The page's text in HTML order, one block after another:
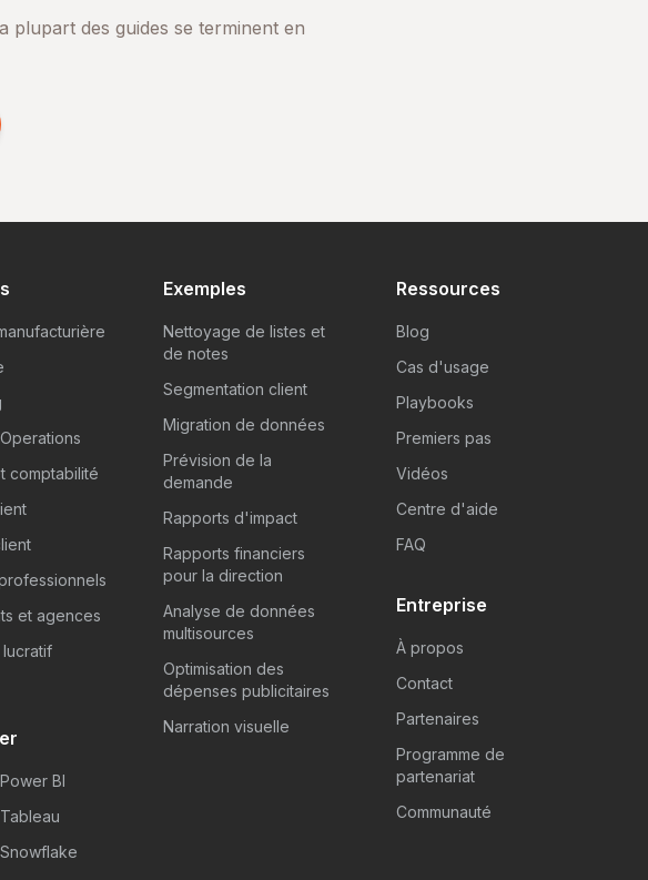
plupart des guides se terminent en
comptabilité
et agences
BI
Exemples
Nettoyage de listes et
de notes
Segmentation client
Migration de données
Prévision de la
demande
Rapports d'impact
Rapports financiers
pour la direction
Analyse de données
multisources
Optimisation des
dépenses publicitaires
Narration visuelle
Ressources
Blog
Cas d'usage
Playbooks
Premiers pas
Vidéos
Centre d'aide
FAQ
Entreprise
À propos
Contact
Partenaires
Programme de
partenariat
Communauté